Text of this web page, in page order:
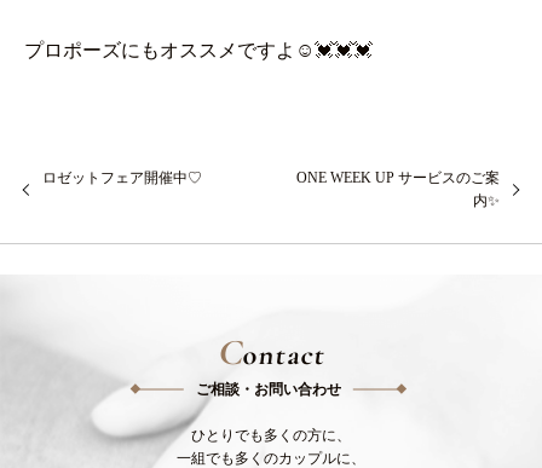
プロポーズにもオススメですよ☺💓💓💓
ロゼットフェア開催中♡
ONE WEEK UP サービスのご案
内✨
Contact
ご相談・お問い合わせ
ひとりでも多くの方に、
一組でも多くのカップルに、